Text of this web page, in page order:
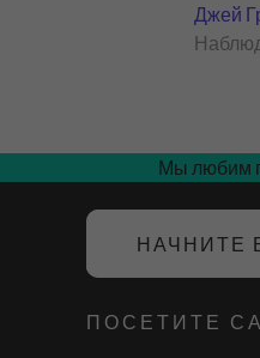
Джей
Мы любим
НАЧНИТЕ
ПОСЕТИТЕ